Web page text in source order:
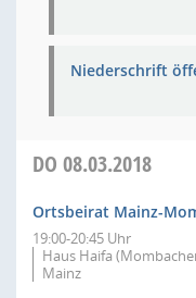
Niederschrift
DO 08.03.2018
Ortsbeirat Mainz-
19:00-20:45 Uhr
Haus Haifa
Mainz